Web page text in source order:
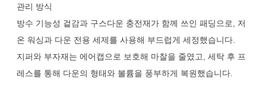
관리 방식
방수 기능성 겉감과 구스다운 충전재가 함께 쓰인 패딩으로, 저
온 워싱과 다운 전용 세제를 사용해 부드럽게 세정했습니다.
지퍼와 부자재는 에어캡으로 보호해 마찰을 줄였고, 세탁 후 프
레스를 통해 다운의 형태와 볼륨을 풍부하게 복원했습니다.